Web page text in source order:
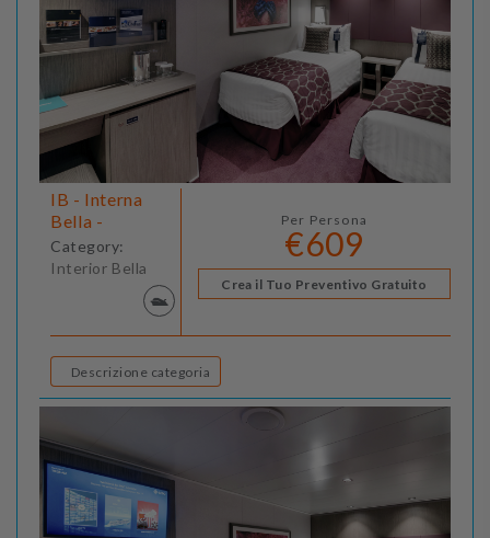
IB - Interna
Bella -
Category:
Interior Bella
Per Persona
€609
Crea il Tuo Preventivo Gratuito
Descrizione categoria